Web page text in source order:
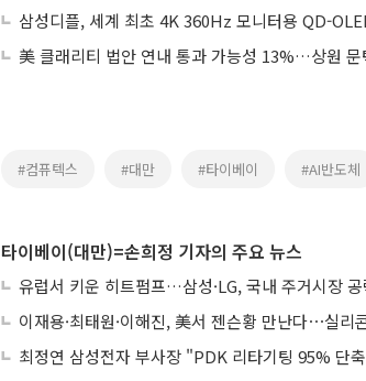
삼성디플, 세계 최초 4K 360Hz 모니터용 QD-
美 클래리티 법안 연내 통과 가능성 13%…상원 문
#컴퓨텍스 #대만 #타이베이 #AI반도체
타이베이(대만)=손희정 기자의 주요 뉴스
유럽서 키운 히트펌프…삼성·LG, 국내 주거시장 공
이재용·최태원·이해진, 美서 젠슨황 만난다⋯실리
최정연 삼성전자 부사장 "PDK 리타기팅 95% 단